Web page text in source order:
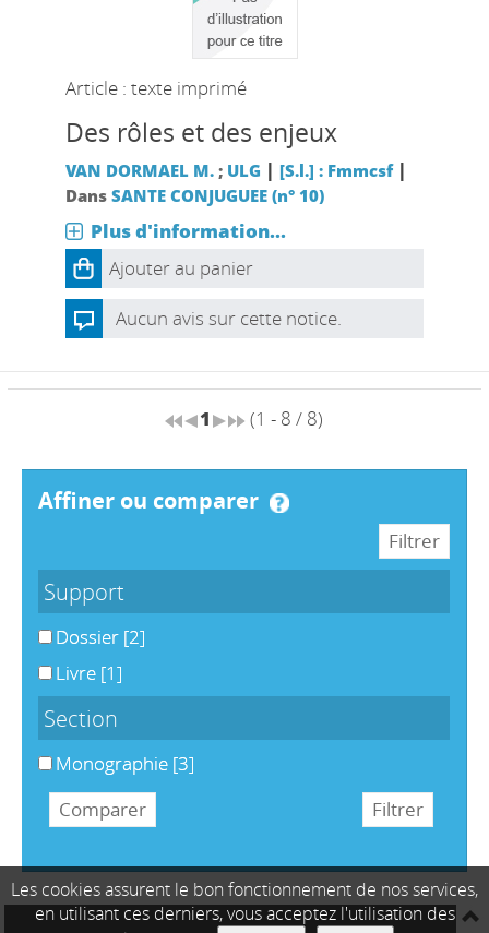
Article : texte imprimé
Des rôles et des enjeux
VAN DORMAEL M.; ULG | [S.l.] : Fmmcsf|
Dans SANTE CONJUGUEE (n° 10)
Plus d'information...
Ajouter au panier
Aucun avis sur cette notice.
1 (1 - 8 / 8)
affiner ou comparer
Support
Dossier [2]
Livre [1]
Section
Monographie [3]
Les cookies assurent le bon fonctionnement de nos services,
en utilisant ces derniers, vous acceptez l'utilisation des